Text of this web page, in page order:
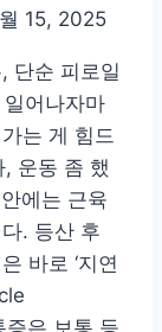
15, 2025
단순 피로일
어나자마
는 게 힘드
, 운동 좀 했
에는 근육
. 등산 후
바로 ‘지연
증은 보통 등